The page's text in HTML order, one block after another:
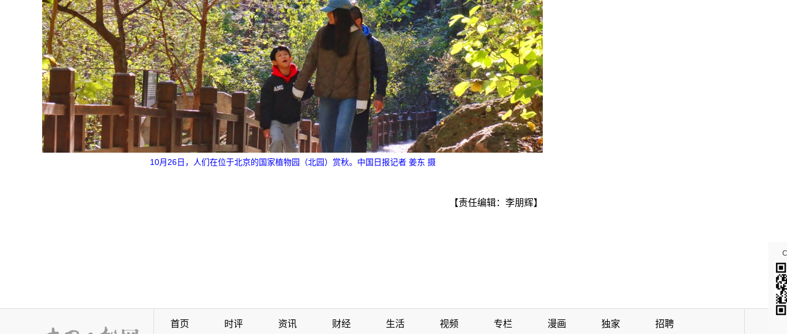
10月26日，人们在位于北京的国家植物园（北园）赏秋。中国日报记者 姜东 摄
【责任编辑：李朋辉】
首页 时评 资讯 财经 生活 视频 专栏 漫画 独家 招聘